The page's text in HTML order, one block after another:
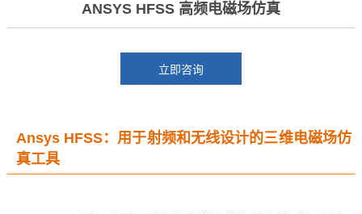
ANSYS HFSS 高频电磁场仿真
Ansys HFSS：用于射频和无线设计的三维电磁场仿
真工具